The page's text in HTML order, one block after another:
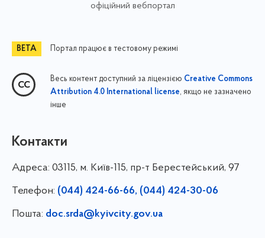
офіційний вебпортал
Портал працює в тестовому режимі
Весь контент доступний за ліцензією Creative Commons
Attribution 4.0 International license, якщо не зазначено
інше
Контакти
Адреса: 03115, м. Київ-115, пр-т Берестейський, 97
Телефон: (044) 424-66-66, (044) 424-30-06
Пошта: doc.srda@kyivcity.gov.ua